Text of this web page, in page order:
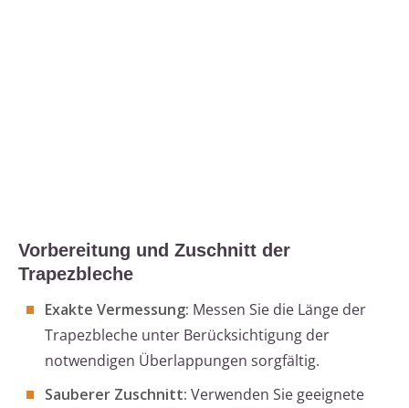
Vorbereitung und Zuschnitt der
Trapezbleche
Exakte Vermessung: Messen Sie die Länge der
Trapezbleche unter Berücksichtigung der
notwendigen Überlappungen sorgfältig.
Sauberer Zuschnitt: Verwenden Sie geeignete